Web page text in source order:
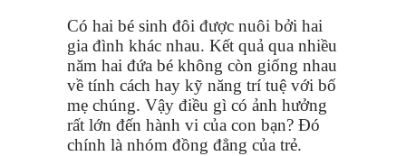
Có hai bé sinh đôi được nuôi bởi hai
gia đình khác nhau. Kết quả qua nhiều
năm hai đứa bé không còn giống nhau
về tính cách hay kỹ năng trí tuệ với bố
mẹ chúng. Vậy điều gì có ảnh hưởng
rất lớn đến hành vi của con bạn? Đó
chính là nhóm đồng đẳng của trẻ.